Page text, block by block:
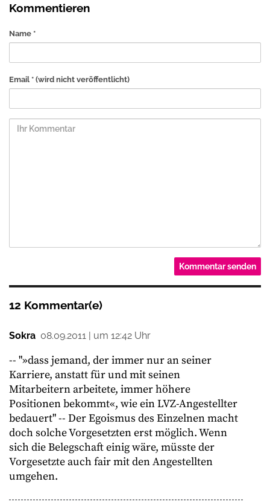
Kommentieren
Name *
Email * (wird nicht veröffentlicht)
12 Kommentar(e)
Sokra 08.09.2011 | um 12:42 Uhr
-- "»dass jemand, der immer nur an seiner
Karriere, anstatt für und mit seinen
Mitarbeitern arbeitete, immer höhere
Positionen bekommt«, wie ein LVZ-Angestellter
bedauert" -- Der Egoismus des Einzelnen macht
doch solche Vorgesetzten erst möglich. Wenn
sich die Belegschaft einig wäre, müsste der
Vorgesetzte auch fair mit den Angestellten
umgehen.